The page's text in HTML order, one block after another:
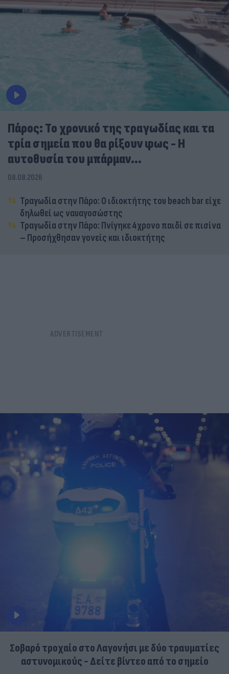
Πάρος: Το χρονικό της τραγωδίας και τα
τρία σημεία που θα ρίξουν φως - Η
αυτοθυσία του μπάρμαν...
08.08.2026
Τραγωδία στην Πάρο: Ο ιδιοκτήτης του beach bar είχε
δηλωθεί ως ναυαγοσώστης
Τραγωδία στην Πάρο: Πνίγηκε 4χρονο παιδί σε πισίνα
– Προσήχθησαν γονείς και ιδιοκτήτης
Σοβαρό τροχαίο στο Λαγονήσι με δύο τραυματίες
αστυνομικούς - Δείτε βίντεο από το σημείο